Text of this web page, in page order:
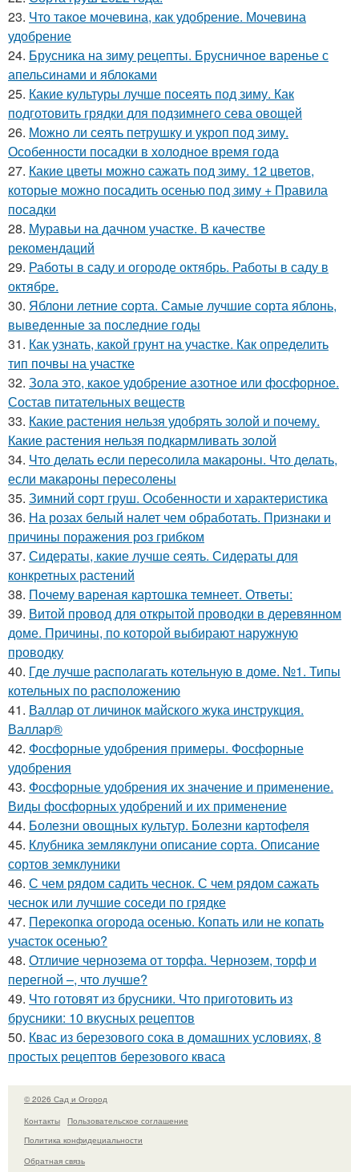
23. Что такое мочевина, как удобрение. Мочевина
удобрение
24. Брусника на зиму рецепты. Брусничное варенье с
апельсинами и яблоками
25. Какие культуры лучше посеять под зиму. Как
подготовить грядки для подзимнего сева овощей
26. Можно ли сеять петрушку и укроп под зиму.
Особенности посадки в холодное время года
27. Какие цветы можно сажать под зиму. 12 цветов,
которые можно посадить осенью под зиму + Правила
посадки
28. Муравьи на дачном участке. В качестве
рекомендаций
29. Работы в саду и огороде октябрь. Работы в саду в
октябре.
30. Яблони летние сорта. Самые лучшие сорта яблонь,
выведенные за последние годы
31. Как узнать, какой грунт на участке. Как определить
тип почвы на участке
32. Зола это, какое удобрение азотное или фосфорное.
Состав питательных веществ
33. Какие растения нельзя удобрять золой и почему.
Какие растения нельзя подкармливать золой
34. Что делать если пересолила макароны. Что делать,
если макароны пересолены
35. Зимний сорт груш. Особенности и характеристика
36. На розах белый налет чем обработать. Признаки и
причины поражения роз грибком
37. Сидераты, какие лучше сеять. Сидераты для
конкретных растений
38. Почему вареная картошка темнеет. Ответы:
39. Витой провод для открытой проводки в деревянном
доме. Причины, по которой выбирают наружную
проводку
40. Где лучше располагать котельную в доме. №1. Типы
котельных по расположению
41. Валлар от личинок майского жука инструкция.
Валлар®
42. Фосфорные удобрения примеры. Фосфорные
удобрения
43. Фосфорные удобрения их значение и применение.
Виды фосфорных удобрений и их применение
44. Болезни овощных культур. Болезни картофеля
45. Клубника земляклуни описание сорта. Описание
сортов земклуники
46. С чем рядом садить чеснок. С чем рядом сажать
чеснок или лучшие соседи по грядке
47. Перекопка огорода осенью. Копать или не копать
участок осенью?
48. Отличие чернозема от торфа. Чернозем, торф и
перегной –, что лучше?
49. Что готовят из брусники. Что приготовить из
брусники: 10 вкусных рецептов
50. Квас из березового сока в домашних условиях, 8
простых рецептов березового кваса
© 2026 Сад и Огород
Контакты
Пользовательское соглашение
Политика конфидециальности
Обратная связь